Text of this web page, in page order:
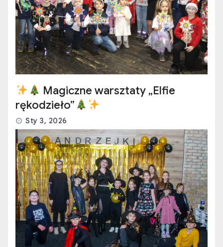
Magiczne warsztaty „Elfie
rękodzieło”
Sty 3, 2026